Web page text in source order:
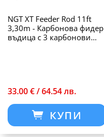
NGT XT Feeder Rod 11ft
3,30m - Карбонова фидер
въдица с 3 карбонови
33.00 € / 64.54 лв.
КУПИ